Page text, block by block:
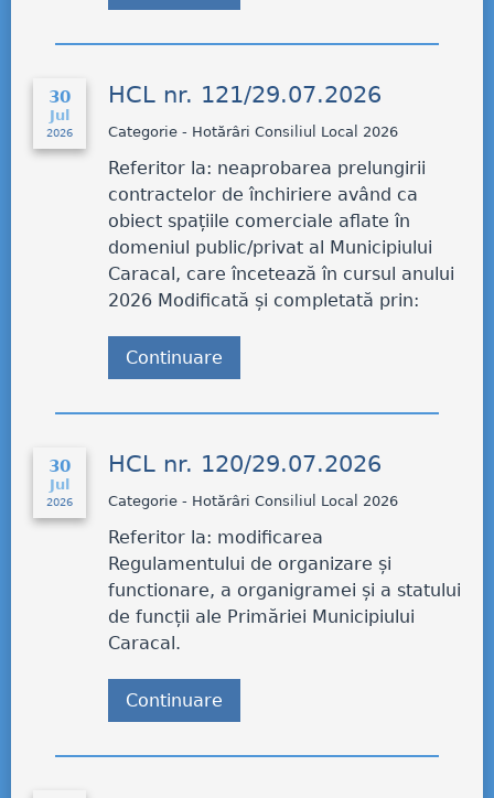
30
Jul
2026
HCL nr. 121/29.07.2026
Categorie - Hotărâri Consiliul Local 2026
Referitor la: neaprobarea prelungirii
contractelor de închiriere având ca
obiect spațiile comerciale aflate în
domeniul public/privat al Municipiului
Caracal, care încetează în cursul anului
2026 Modificată și completată prin:
Continuare
30
Jul
2026
HCL nr. 120/29.07.2026
Categorie - Hotărâri Consiliul Local 2026
Referitor la: modificarea
Regulamentului de organizare și
functionare, a organigramei și a statului
de funcții ale Primăriei Municipiului
Caracal.
Continuare